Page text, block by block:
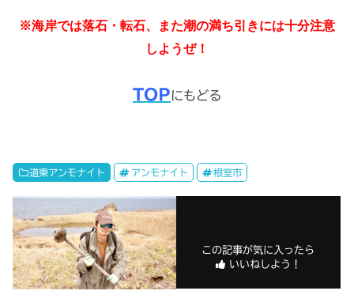
※海岸では落石・転石、また潮の満ち引きには十分注意
しようぜ！
TOPにもどる
道東アンモナイト アンモナイト 根室市
この記事が気に入ったら
いいねしよう！